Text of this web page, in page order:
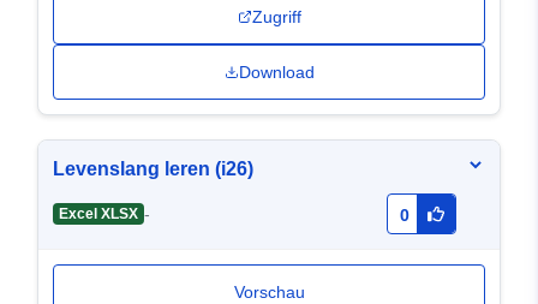
Zugriff
Download
Levenslang leren (i26)
Excel XLSX - 0
Vorschau